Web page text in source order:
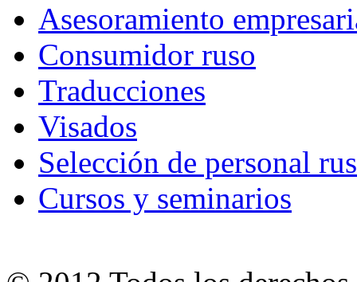
Asesoramiento
Consumidor ruso
Traducciones
Visados
Selección de personal
Cursos y seminarios